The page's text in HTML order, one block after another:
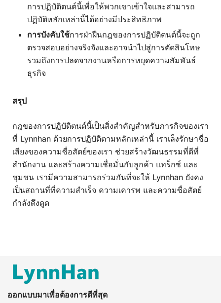
การปฏิบัติตนต์นี้เพื่อให้พวกเขาเข้าใจและสามารถ
ปฏิบัติหลักเหล่านี้ได้อย่างมีประสิทธิภาพ
การบังคับใช้การฝ่าฝืนกฎของการปฏิบัติตนต์นี้จะถูก
ตรวจสอบอย่างจริงจังและอาจนำไปสู่การตัดสินโทษ
รวมถึงการปลดจากงานหรือการหยุดความสัมพันธ์
ธุรกิจ
สรุป
กฎของการปฏิบัติตนต์นี้เป็นสิ่งสำคัญสำหรับภารกิจของเรา
ที่ Lynnhan ด้วยการปฏิบัติตามหลักเหล่านี้ เราเล็งรักษาชื่อ
เสียงของความซื่อสัตย์ของเรา ช่วยสร้างวัฒนธรรมที่ดีที่
สำนักงาน และสร้างความเชื่อมั่นกับลูกค้า แทร็กซ์ และ
ชุมชน เรามีความสามารถร่วมกันที่จะให้ Lynnhan ยังคง
เป็นสถานที่ที่ความสำเร็จ ความเคารพ และความซื่อสัตย์
กำลังดึงดูด
ออกแบบมาเพื่อต้องการดีที่สุด